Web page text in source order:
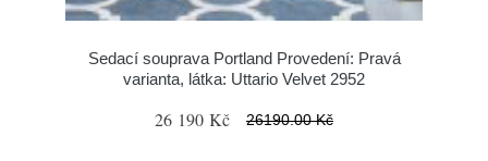
Sedací souprava Portland Provedení: Pravá
varianta, látka: Uttario Velvet 2952
26 190 Kč 26190.00 Kč